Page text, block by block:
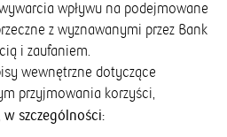
wpływu na podejmowane
z wyznawanymi przez Bank
i zaufaniem.
wewnętrzne dotyczące
przyjmowania korzyści,
w szczególności: